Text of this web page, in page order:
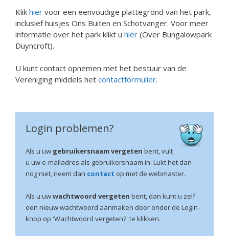
Klik hier voor een eenvoudige plattegrond van het park,
inclusief huisjes Ons Buiten en Schotvanger. Voor meer
informatie over het park klikt u hier (Over Bungalowpark
Duyncroft).
U kunt contact opnemen met het bestuur van de
Vereniging middels het contactformulier.
Login problemen?
Als u uw gebruikersnaam vergeten bent, vult
u uw e-mailadres als gebruikersnaam in. Lukt het dan
nog niet, neem dan contact op met de webmaster.
Als u uwwachtwoord vergeten bent, dan kunt u zelf
een nieuw wachtwoord aanmaken door onder de Login-
knop op 'Wachtwoord vergeten?' te klikken.